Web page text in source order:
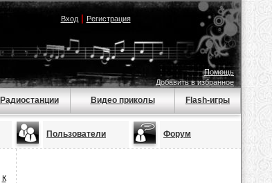
Вход| Регистрация
Помощь
Добавить в избранное
Радиостанции Видео приколы Flash-игры
Пользователи Форум
К